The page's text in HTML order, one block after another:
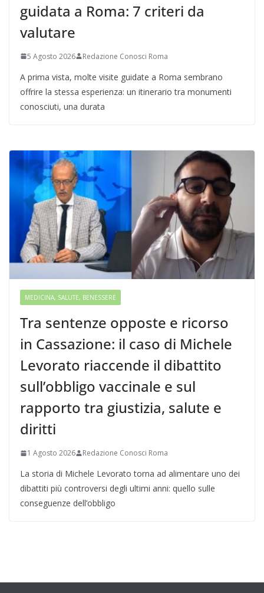
guidata a Roma: 7 criteri da
valutare
5 Agosto 2026 Redazione Conosci Roma
A prima vista, molte visite guidate a Roma sembrano
offrire la stessa esperienza: un itinerario tra monumenti
conosciuti, una durata
MEDICINA, SALUTE, BENESSERE
Tra sentenze opposte e ricorso
in Cassazione: il caso di Michele
Levorato riaccende il dibattito
sull’obbligo vaccinale e sul
rapporto tra giustizia, salute e
diritti
1 Agosto 2026 Redazione Conosci Roma
La storia di Michele Levorato torna ad alimentare uno dei
dibattiti più controversi degli ultimi anni: quello sulle
conseguenze dell’obbligo